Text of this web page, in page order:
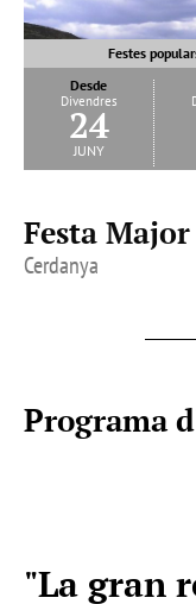
Festes
Desde
Divendres
24
juny
Festa Major
Cerdanya
Programa
"La gran